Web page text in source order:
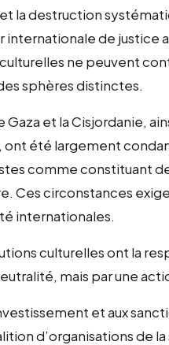
la destruction
internationale de
ne peuvent
sphères distinctes.
et la Cisjordanie,
ont été largement
comme constituant
Ces circonstances
internationales.
culturelles ont la
mais par une
et aux
d’organisations de